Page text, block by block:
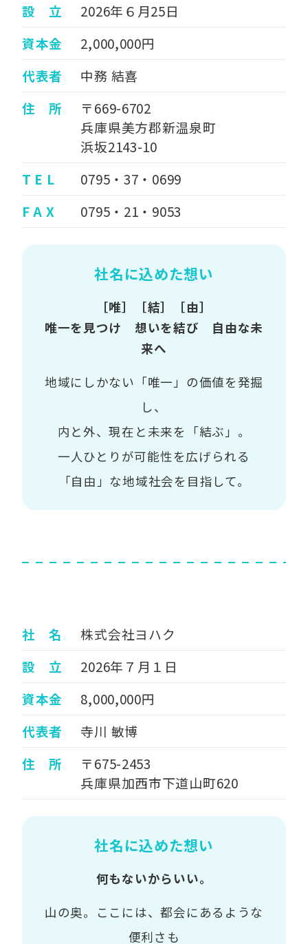
設 立
2026年６月25日
資本金
2,000,000円
代表者
中務 結喜
住 所
〒669-6702
兵庫県美方郡新温泉町
浜坂2143-10
T E L
0795・37・0699
F A X
0795・21・9053
社名に込めた想い
［唯］［結］［由］
唯一を見つけ 想いを結び 自由な未
来へ
地域にしかない「唯一」の価値を発掘
し、
内と外、現在と未来を「結ぶ」。
一人ひとりが可能性を広げられる
「自由」な地域社会を目指して。
社 名
株式会社ヨハク
設 立
2026年７月１日
資本金
8,000,000円
代表者
寺川 敏博
住 所
〒675-2453
兵庫県加西市下道山町620
社名に込めた想い
何もないからいい。
山の奥。ここには、都会にあるような
便利さも